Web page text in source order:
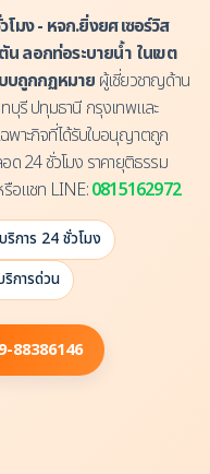
มง - หจก.ยิ่งยศ เซอร์วิส
ลอกท่อระบายน้ำ ในเขต
บถูกกฏหมาย ผู้เชี่ยวชาญด้าน
บุรี ปทุมธานี กรุงเทพและ
าะกิจที่ได้รับใบอนุญาตถูก
24 ชั่วโมง ราคายุติธรรม
อแชท LINE:0815162972
บริการ 24 ชั่วโมง
การด่วน
88386146